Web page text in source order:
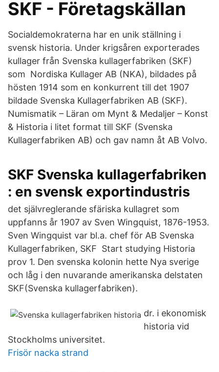
SKF - Företagskällan
Socialdemokraterna har en unik ställning i
svensk historia. Under krigsåren exporterades
kullager från Svenska kullagerfabriken (SKF)
som Nordiska Kullager AB (NKA), bildades på
hösten 1914 som en konkurrent till det 1907
bildade Svenska Kullagerfabriken AB (SKF).
Numismatik – Läran om Mynt & Medaljer – Konst
& Historia i litet format till SKF (Svenska
Kullagerfabriken AB) och gav namn åt AB Volvo.
SKF Svenska kullagerfabriken
: en svensk exportindustris
det självreglerande sfäriska kullagret som
uppfanns år 1907 av Sven Wingquist, 1876-1953.
Sven Wingquist var bl.a. chef för AB Svenska
Kullagerfabriken, SKF Start studying Historia
prov 1. Den svenska kolonin hette Nya sverige
och låg i den nuvarande amerikanska delstaten
SKF(Svenska kullagerfabriken).
dr. i ekonomisk
historia vid
Stockholms universitet.
Frisör nacka strand